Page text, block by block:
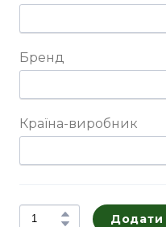
Бренд
Країна-виробник
Додати